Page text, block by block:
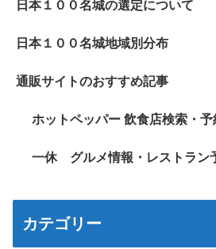
日本１００名城の選定について
日本１００名城地域別分布
通販サイトのおすすめ記事
ホットペッパー 飲食店検索・予
一休 グルメ情報・レストラン
カテゴリー